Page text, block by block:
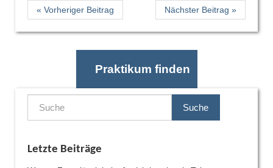
« Vorheriger Beitrag Nächster Beitrag »
Praktikum finden
Suche
Letzte Beiträge